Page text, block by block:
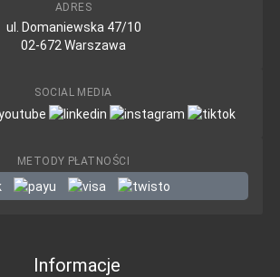
ADRES
ul. Domaniewska 47/10
02-672 Warszawa
SOCIAL MEDIA
METODY PŁATNOŚCI
Informacje